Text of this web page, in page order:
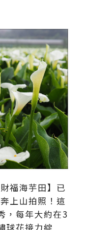
福海芋田】已
上山拍照！這
，每年大約在3
球花接力綻